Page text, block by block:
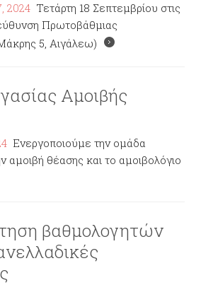
2024 Τετάρτη 18 Σεπτεμβρίου στις
Πρωτοβάθμιας
5, Αιγάλεω)
Αμοιβής
Ενεργοποιούμε την ομάδα
αμοιβή θέασης και το αμοιβολόγιο
βαθμολογητών